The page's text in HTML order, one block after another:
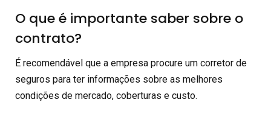
O que é importante saber sobre o
contrato?
É recomendável que a empresa procure um corretor de
seguros para ter informações sobre as melhores
condições de mercado, coberturas e custo.